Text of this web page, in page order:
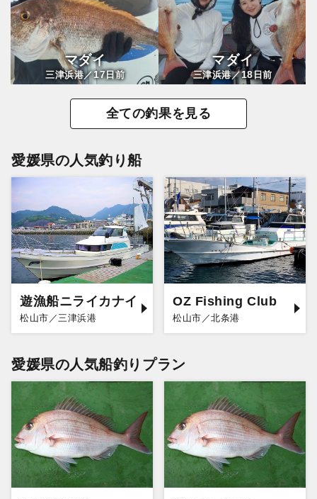
マダイ
三津浜港／17日前
マダイ
三津浜港／18日前
全ての釣果を見る
愛媛県の人気釣り船
遊漁船ニライカナイ
松山市／三津浜港
OZ Fishing Club
松山市／北条港
愛媛県の人気船釣りプラン